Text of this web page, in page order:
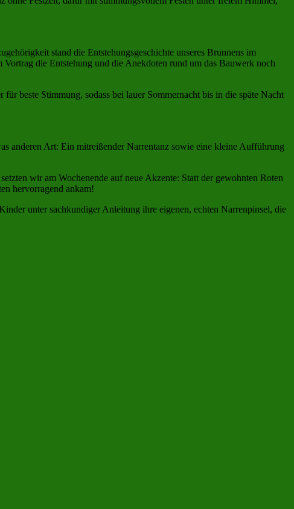
stand die Entstehungsgeschichte unseres Brunnens im
die Entstehung und die Anekdoten rund um das Bauwerk noch
beste Stimmung, sodass bei lauer Sommernacht bis in die späte Nacht
anderen Art: Ein mitreißender Narrentanz sowie eine kleine Aufführung
wir am Wochenende auf neue Akzente: Statt der gewohnten Roten
hervorragend ankam!
unter sachkundiger Anleitung ihre eigenen, echten Narrenpinsel, die